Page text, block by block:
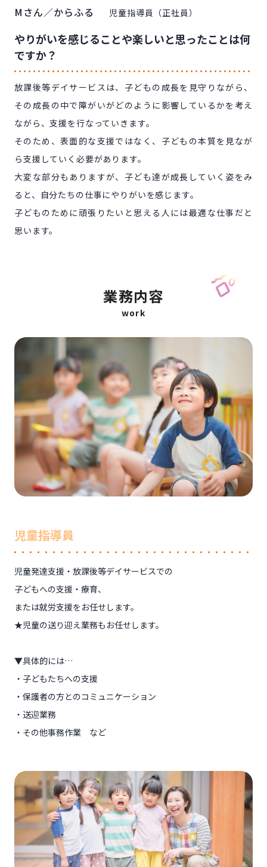
Mさん／からふる 児童指導員（正社員）
やりがいを感じることや楽しいと思ったことは何
ですか？
放課後等デイサービスは、子どもの成長を見守りながら、
その成長の中で障がいがどのように影響しているかを考え
ながら、支援を行なっていきます。
そのため、表面的な支援ではなく、子どもの本質を見なが
ら支援していく必要があります。
大変な部分もありますが、子ども達が成長していく姿をみ
ると、自分たちの仕事にやりがいを感じます。
子どものために頑張りたいと思える人には最適な仕事だと
思います。
業務内容
work
児童指導員
児童発達支援・放課後等デイサービスでの
子どもへの支援・療育、
または就労支援をお任せします。
★児童の送り迎え業務もお任せします。
▼具体的には…
・子どもたちへの支援
・保護者の方とのコミュニケーション
・送迎業務
・その他事務作業 など